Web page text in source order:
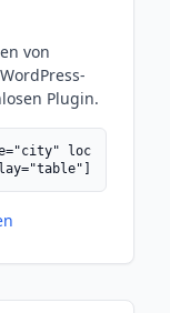
von
Plugin.
loc